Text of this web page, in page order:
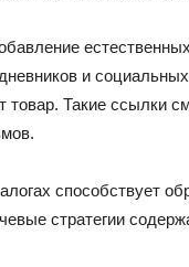
и
товар. Такие ссылки
способствует
стратегии